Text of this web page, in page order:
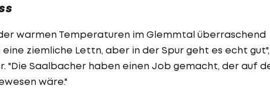
warmen Temperaturen im Glemmtal überraschend
eine ziemliche Lettn, aber in der Spur geht es echt gut",
"Die Saalbacher haben einen Job gemacht, der auf
wäre."